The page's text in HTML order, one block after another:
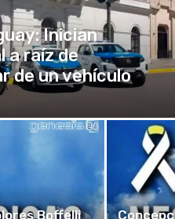
Inician
a raíz de
de un vehículo
Boffelli